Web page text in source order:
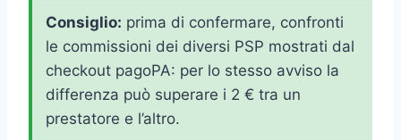
Consiglio: prima di confermare, confronti
le commissioni dei diversi PSP mostrati dal
checkout pagoPA: per lo stesso avviso la
differenza può superare i 2 € tra un
prestatore e l’altro.